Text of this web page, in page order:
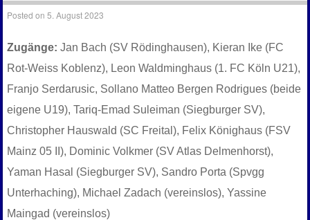
Posted on5. August 2023
Zugänge: Jan Bach (SV Rödinghausen), Kieran Ike (FC
Rot-Weiss Koblenz), Leon Waldminghaus (1. FC Köln U21),
Franjo Serdarusic, Sollano Matteo Bergen Rodrigues (beide
eigene U19), Tariq-Emad Suleiman (Siegburger SV),
Christopher Hauswald (SC Freital), Felix Könighaus (FSV
Mainz 05 II), Dominic Volkmer (SV Atlas Delmenhorst),
Yaman Hasal (Siegburger SV), Sandro Porta (Spvgg
Unterhaching), Michael Zadach (vereinslos), Yassine
Maingad (vereinslos)